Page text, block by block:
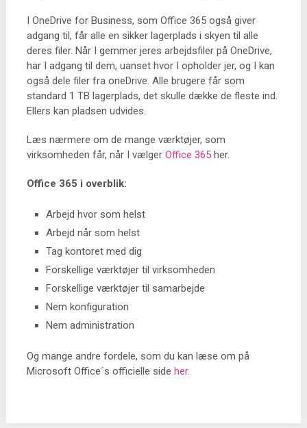
I OneDrive for Business, som Office 365 også giver
adgang til, får alle en sikker lagerplads i skyen til alle
deres filer. Når I gemmer jeres arbejdsfiler på OneDrive,
har I adgang til dem, uanset hvor I opholder jer, og I kan
også dele filer fra oneDrive. Alle brugere får som
standard 1 TB lagerplads, det skulle dække de fleste ind.
Ellers kan pladsen udvides.
Læs nærmere om de mange værktøjer, som
virksomheden får, når I vælger Office 365her.
Office 365 i overblik:
Arbejd hvor som helst
Arbejd når som helst
Tag kontoret med dig
Forskellige værktøjer til virksomheden
Forskellige værktøjer til samarbejde
Nem konfiguration
Nem administration
Og mange andre fordele, som du kan læse om på
Microsoft Office´s officielle side her.